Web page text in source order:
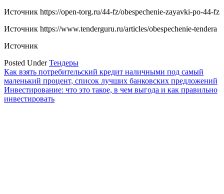
Источник https://open-torg.ru/44-fz/obespechenie-zayavki-po-44-fz
Источник https://www.tenderguru.ru/articles/obespechenie-tendera
Источник
Posted UnderТендеры
Навигация
по
записям
Как взять потребительский кредит наличными под самый
маленький процент, список лучших банковских предложений
Инвестирование: что это такое, в чем выгода и как правильно
инвестировать